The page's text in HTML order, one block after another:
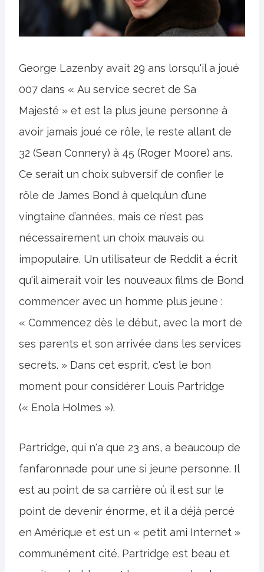
George Lazenby avait 29 ans lorsqu'il a joué
007 dans « Au service secret de Sa
Majesté » et est la plus jeune personne à
avoir jamais joué ce rôle, le reste allant de
32 (Sean Connery) à 45 (Roger Moore) ans.
Ce serait un choix subversif de confier le
rôle de James Bond à quelqu’un d’une
vingtaine d’années, mais ce n’est pas
nécessairement un choix mauvais ou
impopulaire. Un utilisateur de Reddit a écrit
qu'il aimerait voir les nouveaux films de Bond
commencer avec un homme plus jeune :
« Commencez dès le début, avec la mort de
ses parents et son arrivée dans les services
secrets. » Dans cet esprit, c'est le bon
moment pour considérer Louis Partridge
(« Enola Holmes »).
Partridge, qui n'a que 23 ans, a beaucoup de
fanfaronnade pour une si jeune personne. Il
est au point de sa carrière où il est sur le
point de devenir énorme, et il a déjà percé
en Amérique et est un « petit ami Internet »
communément cité. Partridge est beau et